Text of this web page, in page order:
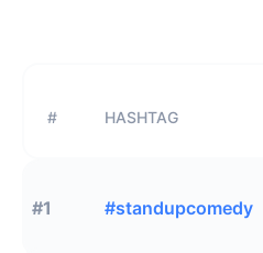
# HASHTAG
#1 #standupcomedy